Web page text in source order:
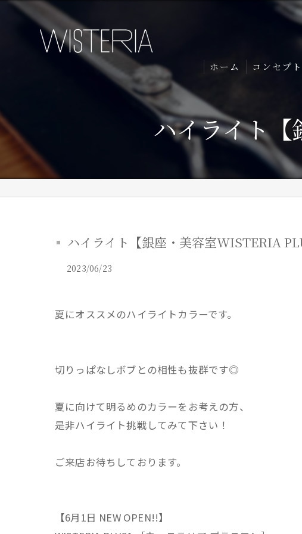
ホーム コンセプト
ハイライト【
ハイライト【銀座・美容室WISTERIA
2023/06/23
夏にオススメのハイライトカラーです。
切りっぱなしボブとの相性も抜群です◎
夏に向けて明るめのカラーをお考えの方、
是非ハイライト挑戦してみて下さい！
ご来店お待ちしております。
【6月1日 NEW OPEN!!】